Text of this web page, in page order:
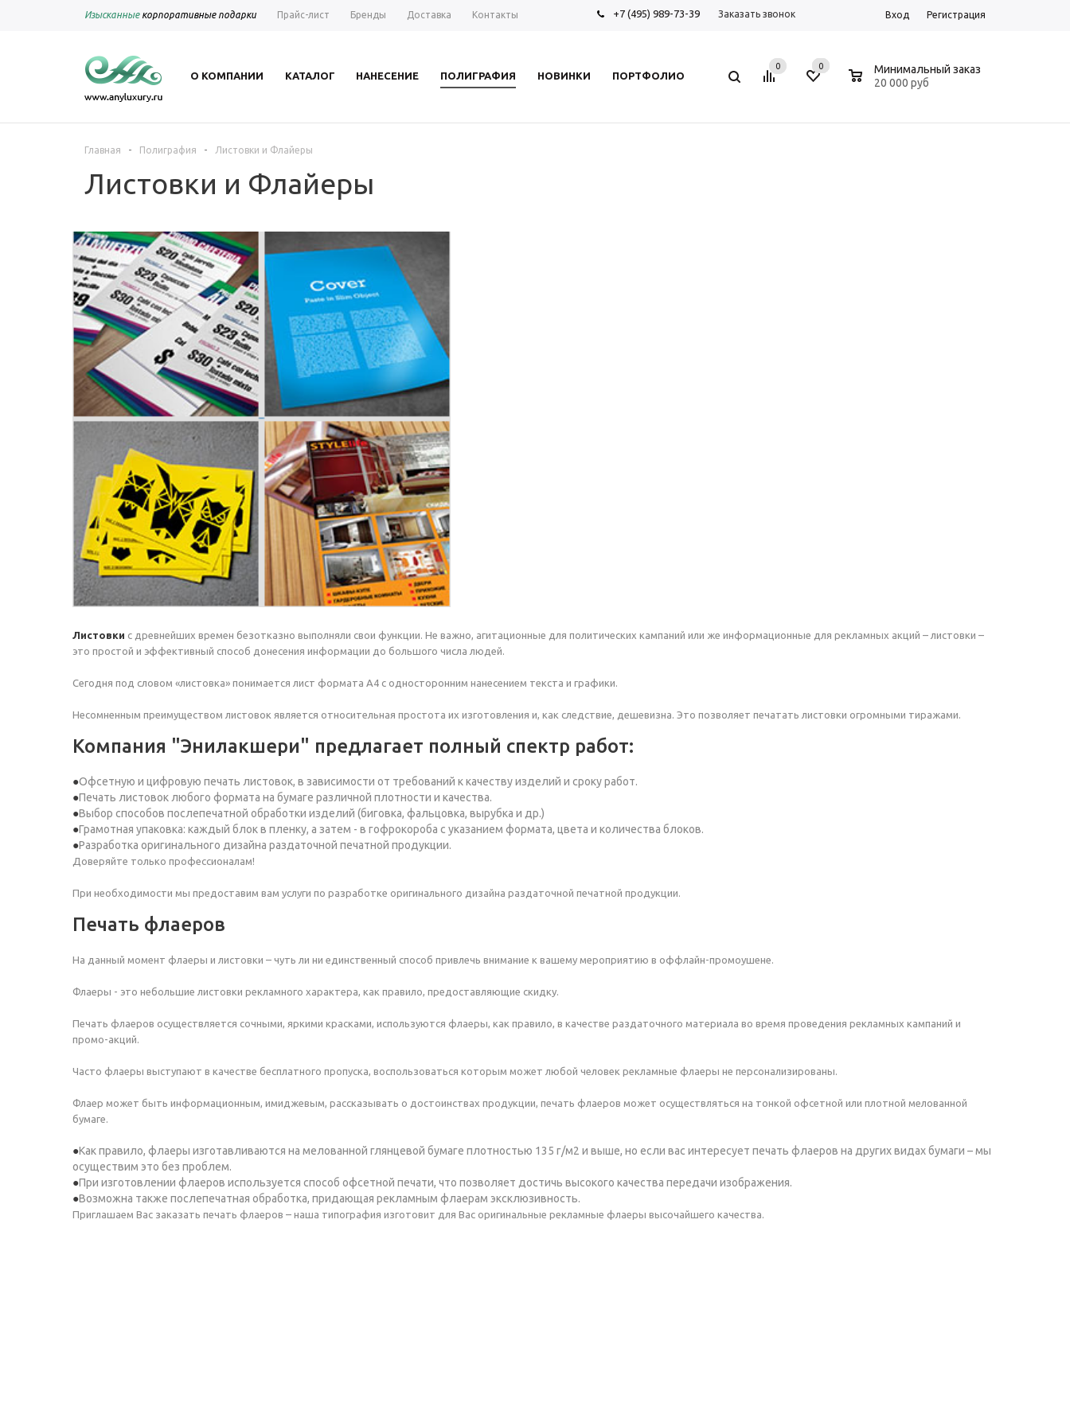
Изысканныекорпоративные подарки Прайс-лист Бренды Доставка Контакты +7 (495) 989-73-39 Заказать звонок Вход Регистрация
О КОМПАНИИ КАТАЛОГ НАНЕСЕНИЕ ПОЛИГРАФИЯ НОВИНКИ ПОРТФОЛИО
0 0
Минимальный заказ
20 000 руб
Главная - Полиграфия - Листовки и Флайеры
Листовки и Флайеры
Листовки с древнейших времен безотказно выполняли свои функции. Не важно, агитационные для политических кампаний или же информационные для рекламных акций – листовки –
это простой и эффективный способ донесения информации до большого числа людей.
Сегодня под словом «листовка» понимается лист формата А4 с односторонним нанесением текста и графики.
Несомненным преимуществом листовок является относительная простота их изготовления и, как следствие, дешевизна. Это позволяет печатать листовки огромными тиражами.
Компания "Энилакшери" предлагает полный спектр работ:
Офсетную и цифровую печать листовок, в зависимости от требований к качеству изделий и сроку работ.
Печать листовок любого формата на бумаге различной плотности и качества.
Выбор способов послепечатной обработки изделий (биговка, фальцовка, вырубка и др.)
Грамотная упаковка: каждый блок в пленку, а затем - в гофрокороба с указанием формата, цвета и количества блоков.
Разработка оригинального дизайна раздаточной печатной продукции.
Доверяйте только профессионалам!
При необходимости мы предоставим вам услуги по разработке оригинального дизайна раздаточной печатной продукции.
Печать флаеров
На данный момент флаеры и листовки – чуть ли ни единственный способ привлечь внимание к вашему мероприятию в оффлайн-промоушене.
Флаеры - это небольшие листовки рекламного характера, как правило, предоставляющие скидку.
Печать флаеров осуществляется сочными, яркими красками, используются флаеры, как правило, в качестве раздаточного материала во время проведения рекламных кампаний и
промо-акций.
Часто флаеры выступают в качестве бесплатного пропуска, воспользоваться которым может любой человек рекламные флаеры не персонализированы.
Флаер может быть информационным, имиджевым, рассказывать о достоинствах продукции, печать флаеров может осуществляться на тонкой офсетной или плотной мелованной
бумаге.
Как правило, флаеры изготавливаются на мелованной глянцевой бумаге плотностью 135 г/м2 и выше, но если вас интересует печать флаеров на других видах бумаги – мы
осуществим это без проблем.
При изготовлении флаеров используется способ офсетной печати, что позволяет достичь высокого качества передачи изображения.
Возможна также послепечатная обработка, придающая рекламным флаерам эксклюзивность.
Приглашаем Вас заказать печать флаеров – наша типография изготовит для Вас оригинальные рекламные флаеры высочайшего качества.